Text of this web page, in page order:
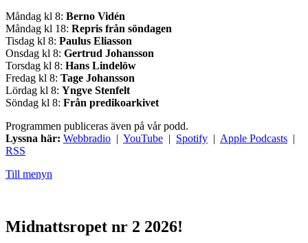
Måndag kl 8: Berno Vidén
Måndag kl 18: Repris från söndagen
Tisdag kl 8: Paulus Eliasson
Onsdag kl 8: Gertrud Johansson
Torsdag kl 8: Hans Lindelöw
Fredag kl 8: Tage Johansson
Lördag kl 8: Yngve Stenfelt
Söndag kl 8: Från predikoarkivet
Programmen publiceras även på vår podd.
Lyssna här: Webbradio | YouTube | Spotify | Apple Podcasts |
RSS
Till menyn
Midnattsropet nr 2 2026!